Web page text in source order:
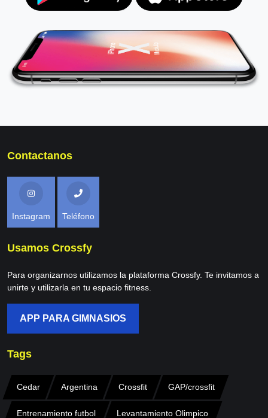
Contactanos
Instagram Teléfono
Usamos Crossfy
Para organizarnos utilizamos la plataforma Crossfy. Te invitamos a
unirte y utilizarla en tu espacio fitness.
APP PARA GIMNASIOS
Tags
Cedar Argentina Crossfit GAP/crossfit
Entrenamiento futbol Levantamiento Olimpico